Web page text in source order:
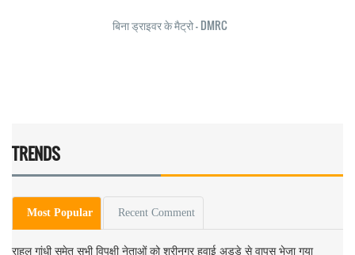
बिना ड्राइवर के मैट्रो - DMRC
TRENDS
Most Popular Recent Comment
राहुल गांधी समेत सभी विपक्षी नेताओं को श्रीनगर हवाई अड्डे से वापस भेजा गया